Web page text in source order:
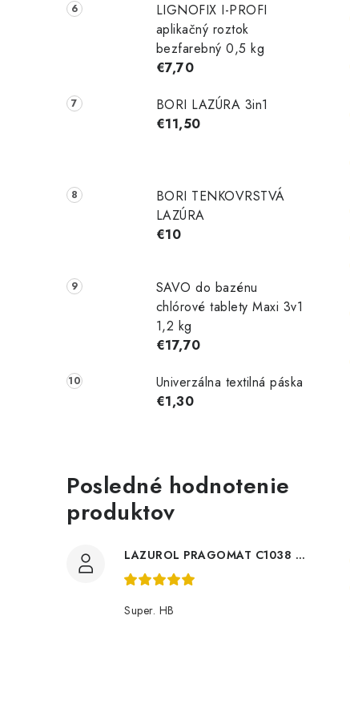
LIGNOFIX I-PROFI
aplikačný roztok
bezfarebný 0,5 kg
€7,70
BORI LAZÚRA 3in1
€11,50
BORI TENKOVRSTVÁ
LAZÚRA
€10
SAVO do bazénu
chlórové tablety Maxi 3v1
1,2 kg
€17,70
Univerzálna textilná páska
€1,30
Posledné hodnotenie
produktov
LAZUROL PRAGOMAT C1038 0,75l
Super. HB